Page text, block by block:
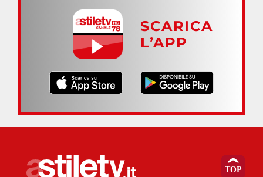
SCARICA
L’APP